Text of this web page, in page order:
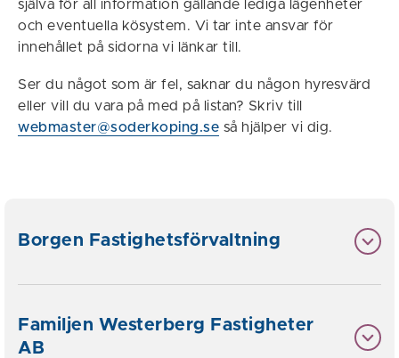
själva för all information gällande lediga lägenheter
och eventuella kösystem. Vi tar inte ansvar för
innehållet på sidorna vi länkar till.
Ser du något som är fel, saknar du någon hyresvärd
eller vill du vara på med på listan? Skriv till
webmaster@soderkoping.se så hjälper vi dig.
Borgen Fastighetsförvaltning
Familjen Westerberg Fastigheter
AB